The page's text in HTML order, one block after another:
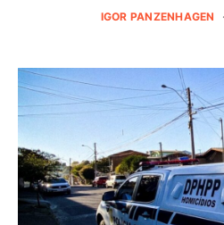
IGOR PANZENHAGEN